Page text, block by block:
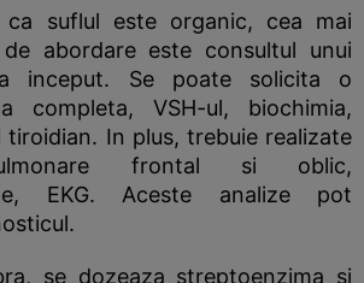
ca suflul este organic, cea mai
abordare este consultul unui
inceput. Se poate solicita o
completa, VSH-ul, biochimia,
tiroidian. In plus, trebuie realizate
frontal si oblic,
EKG. Aceste analize pot
se dozeaza streptoenzima si